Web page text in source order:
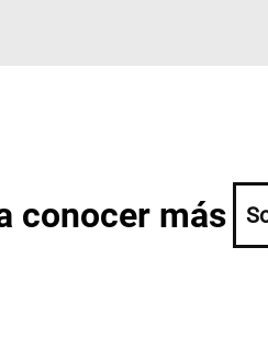
conocer más